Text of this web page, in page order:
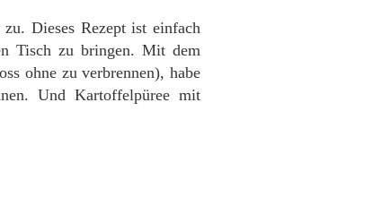
Dieses Rezept ist einfach
Tisch zu bringen. Mit dem
ohne zu verbrennen), habe
Und Kartoffelpüree mit